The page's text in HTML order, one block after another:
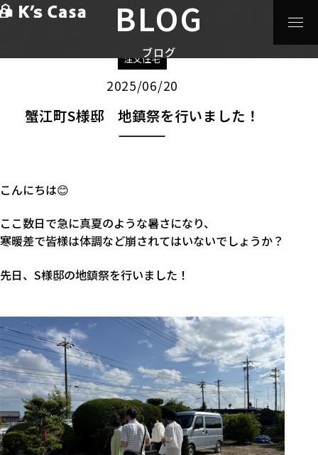
BLOG
ブログ
注文住宅>
蟹江町S様邸 地鎮祭を行い
注文住宅
2025/06/20
蟹江町S様邸 地鎮祭を行いました！
こんにちは😊
ここ数日で急に真夏のような暑さになり、
寒暖差で皆様は体調など崩されてはいないでしょうか？
先日、S様邸の地鎮祭を行いました！